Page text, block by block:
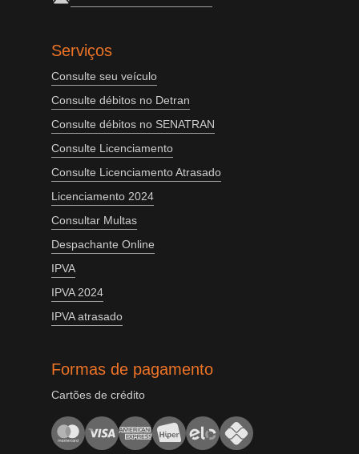
Serviços
Consulte seu veículo
Consulte débitos no Detran
Consulte débitos no SENATRAN
Consulte Licenciamento
Consulte Licenciamento Atrasado
Licenciamento 2024
Consultar Multas
Despachante Online
IPVA
IPVA 2024
IPVA atrasado
Formas de pagamento
Cartões de crédito